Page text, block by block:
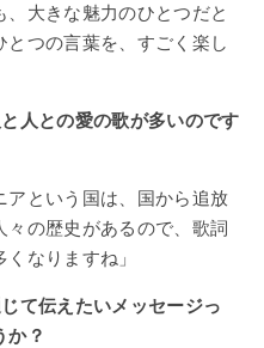
大きな魅力のひとつだと
つの言葉を、すごく楽し
人との愛の歌が多いのです
アという国は、国から追放
々の歴史があるので、歌詞
なりますね」
て伝えたいメッセージっ
か？